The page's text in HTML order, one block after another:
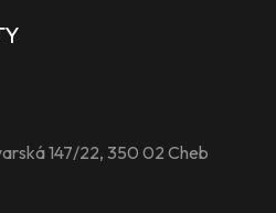
147/22, 350 02 Cheb